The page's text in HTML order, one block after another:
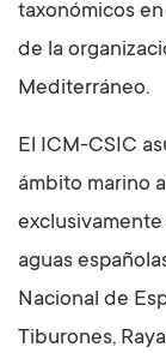
taxonómicos
de la
Mediterráneo.
El ICM-CSIC
ámbito marino
aguas
Nacional de
Tiburones,